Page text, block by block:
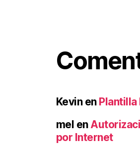
Kevinen Plantilla
mel en
por Internet